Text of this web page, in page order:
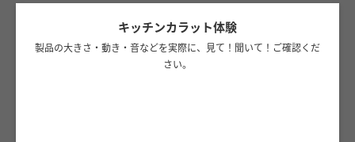
キッチンカラット体験
製品の大きさ・動き・音などを実際に、見て！聞いて！ご確認くだ
さい。